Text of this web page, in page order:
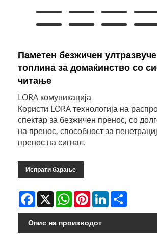
Паметен безжичен
топлина за домаќинство со
читање
LORA комуникација
Користи LORA технологија на
спектар за безжичен пренос, со
на пренос, способност за
пренос на сигнал.
Испрати барање
Facebook
X WhatsAppPinterestLinkedIn
Опис на производот